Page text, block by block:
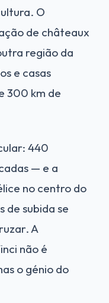
O
de châteaux
região da
e casas
300 km de
440
— e a
no centro do
de subida se
A
não é
o génio do